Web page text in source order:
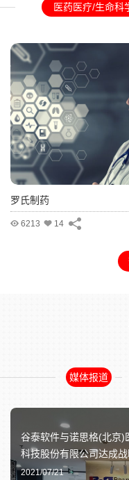
医药医疗/生命科
罗氏制药
6213 14
媒体报道
谷泰软件与诺思格(北京)
科技股份有限公司达成
作
2021/07/21
祝贺谷泰软件签约浙江凯
草服饰
2021/04/09